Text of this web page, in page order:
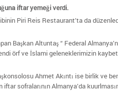
iftar yemeği verdi.
Piri Reis Restaurant’ta da
Başkan Altuntaş “ Federal
örf ve İslami geleneklerimizin
Ahmet Akıntı ise birlik ve
iftar sofralarının Almanya’da